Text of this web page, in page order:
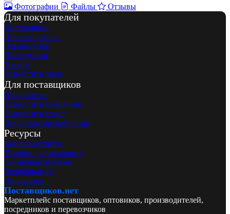
Фотографии Файлы Отзывы
Для покупателей
Поставщики
Производители
Перевозчики
Посредники
Товары
Разместить заказ
Для поставщиков
Покупатели
Разместить компанию
Разместить товар
Продвижение компании
Ресурсы
Вопросы/ответы
Тарифы для компаний
Баннерная реклама
Верификация
Поддержка
Поставщиков.нет
Маркетплейс поставщиков, оптовиков, производителей,
посредников и перевозчиков